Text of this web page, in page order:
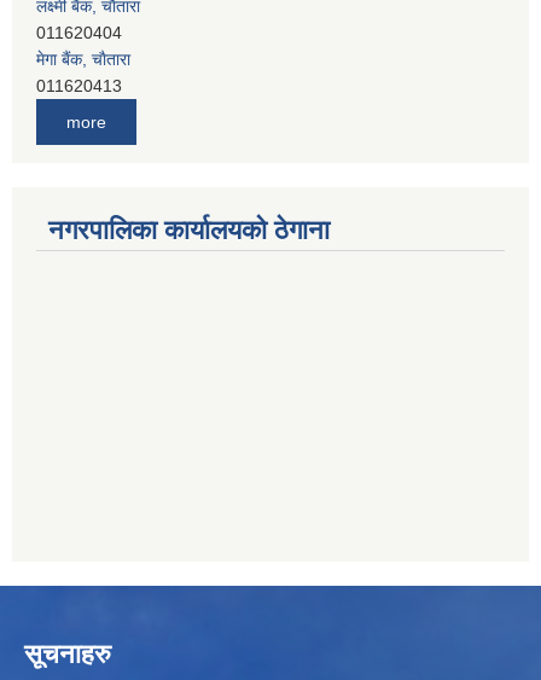
011620404
मेगा बैंक, चाैतारा
011620413
जनता बैंक, चाैतारा
011620406
देव विकास बैंक, बाह्रविसे
011403051
सिभिल बैंक, मेलम्ची
more
नगरपालिका कार्यालयको ठेगाना
सूचनाहरु